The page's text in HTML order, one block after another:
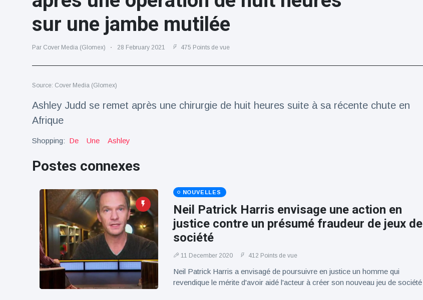
(77)
Dernières nouvelles
2023 Citroën
ë-C3 Reveal
18 March
35
Points de vue
Le Roadster
F8 Spider est
le dernier
Maranello
Points de vue
Lotus dévoile
Emeya, sa
première
Hyper-GT
100électrique
18 March
22
Points de vue
sur une jambe mutilée
Par Cover Media (Glomex) 28 February 2021 475 Points de vue
Source: Cover Media (Glomex)
Ashley Judd se remet après une chirurgie de huit heures suite à sa récente chute en
Afrique
Shopping: De Une Ashley
Postes connexes
NOUVELLES
Neil Patrick Harris envisage une action en
justice contre un présumé fraudeur de jeux de
société
11 December 2020 412 Points de vue
Neil Patrick Harris a envisagé de poursuivre en justice un homme qui
revendique le mérite d'avoir aidé l'acteur à créer son nouveau jeu de société